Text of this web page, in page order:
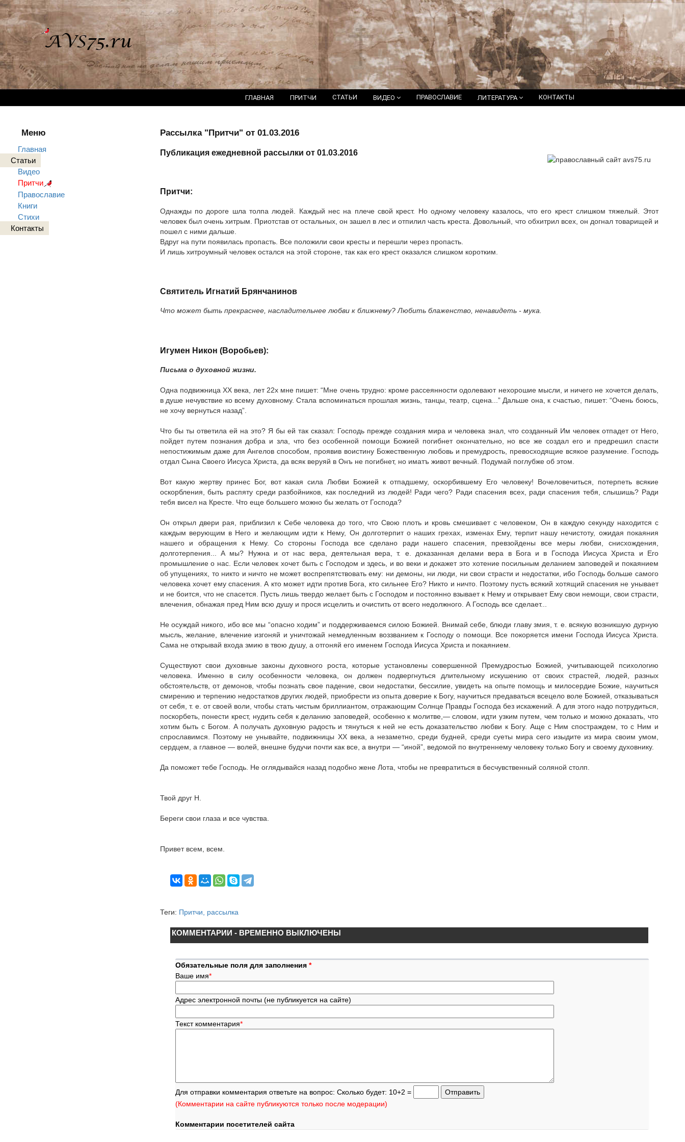
ГЛАВНАЯ ПРИТЧИ СТАТЬИ ВИДЕО ПРАВОСЛАВИЕ ЛИТЕРАТУРА КОНТАКТЫ
Меню
Главная
Статьи
Видео
Притчи
Православие
Книги
Стихи
Контакты
Рассылка "Притчи" от 01.03.2016
Публикация ежедневной рассылки от 01.03.2016
Притчи:
Однажды по дороге шла толпа людей. Каждый нес на плече свой крест. Но одному человеку казалось, что его крест слишком тяжелый. Этот
человек был очень хитрым. Приотстав от остальных, он зашел в лес и отпилил часть креста. Довольный, что обхитрил всех, он догнал товарищей и
пошел с ними дальше.
Вдруг на пути появилась пропасть. Все положили свои кресты и перешли через пропасть.
И лишь хитроумный человек остался на этой стороне, так как его крест оказался слишком коротким.
Святитель Игнатий Брянчанинов
Что может быть прекраснее, насладительнее любви к ближнему? Любить блаженство, ненавидеть - мука.
Игумен Никон (Воробьев):
Письма о духовной жизни.
Одна подвижница XX века, лет 22х мне пишет: “Мне очень трудно: кроме рассеянности одолевают нехорошие мысли, и ничего не хочется делать,
в душе нечувствие ко всему духовному. Стала вспоминаться прошлая жизнь, танцы, театр, сцена...” Дальше она, к счастью, пишет: “Очень боюсь,
не хочу вернуться назад”.
Что бы ты ответила ей на это? Я бы ей так сказал: Господь прежде создания мира и человека знал, что со­зданный Им человек отпадет от Него,
пойдет путем по­знания добра и зла, что без особенной помощи Божией погибнет окончательно, но все же создал его и предре­шил спасти
непостижимым даже для Ангелов способом, проявив воистину Божественную любовь и премудрость, превосходящие всякое разумение. Господь
отдал Сына Своего Иисуса Христа, да всяк веруяй в Онъ не погибнет, но иматъ живот вечный. Подумай поглубже об этом.
Вот какую жертву принес Бог, вот какая сила Любви Божией к отпадшему, оскорбившему Его человеку! Вочеловечиться, потерпеть всякие
оскорбления, быть распяту среди разбойников, как последний из людей! Ради чего? Ради спасения всех, ради спасения тебя, слышишь? Ради
тебя висел на Кресте. Что еще большего можно бы желать от Господа?
Он открыл двери рая, приблизил к Себе человека до того, что Свою плоть и кровь смешивает с человеком, Он в каждую секунду находится с
каждым верующим в Него и желающим идти к Нему, Он долготерпит о на­ших грехах, изменах Ему, терпит нашу нечистоту, ожидая покаяния
нашего и обращения к Нему. Со стороны Господа все сделано ради нашего спасения, превзойдены все меры любви, снисхождения,
долготерпения... А мы? Нужна и от нас вера, деятельная вера, т. е. доказанная делами вера в Бога и в Господа Иисуса Христа и Его
промышление о нас. Если человек хочет быть с Гос­подом и здесь, и во веки и докажет это хотение посиль­ным деланием заповедей и покаянием
об упущениях, то никто и ничто не может воспрепятствовать ему: ни де­моны, ни люди, ни свои страсти и недостатки, ибо Гос­подь больше самого
человека хочет ему спасения. А кто может идти против Бога, кто сильнее Его? Никто и ничто. Поэтому пусть всякий хотящий спасения не унывает
и не боится, что не спасется. Пусть лишь твердо желает быть с Господом и постоянно взывает к Нему и открывает Ему свои немощи, свои страсти,
влечения, обнажая пред Ним всю душу и прося исцелить и очистить от всего недолжного. А Господь все сделает...
Не осуждай никого, ибо все мы “опасно ходим” и поддерживаемся силою Божией. Внимай себе, блюди главу змия, т. е. всякую возникшую дурную
мысль, желание, влечение изгоняй и уничтожай немедленным воззвани­ем к Господу о помощи. Все покоряется имени Господа Иисуса Христа.
Сама не открывай входа змию в твою душу, а отгоняй его именем Господа Иисуса Христа и по­каянием.
Существуют свои духовные законы духовного роста, которые установлены совершенной Премудростью Божией, учитывающей психологию
человека. Именно в силу особенности человека, он должен подвергнуться длительному искушению от своих страстей, людей, разных
обстоятельств, от демонов, чтобы познать свое падение, свои недостатки, бессилие, увидеть на опыте помощь и милосердие Божие, научиться
смирению и терпению не­достатков других людей, приобрести из опыта доверие к Богу, научиться предаваться всецело воле Божией, от­казываться
от себя, т. е. от своей воли, чтобы стать чистым бриллиантом, отражающим Солнце Правды Господа без искажений. А для этого надо потрудиться,
поскорбеть, понести крест, нудить себя к деланию заповедей, особенно к молитве,— словом, идти узким путем, чем только и можно доказать, что
хотим быть с Богом. А получать духовную радость и тянуться к ней не есть до­казательство любви к Богу. Аще с Ним спостраждем, то с Ним и
спрославимся. Поэтому не унывайте, подвижницы XX века, а незаметно, среди будней, среди суеты мира сего изыдите из мира своим умом,
сердцем, а главное — волей, внешне будучи почти как все, а внутри — “иной”, ведомой по внутреннему человеку только Богу и своему духовнику.
Да поможет тебе Господь. Не оглядывайся назад по­добно жене Лота, чтобы не превратиться в бесчувственный соляной столп.
Твой друг Н.
Береги свои глаза и все чувства.
Привет всем, всем.
Теги: Притчи, рассылка
КОММЕНТАРИИ - ВРЕМЕННО ВЫКЛЮЧЕНЫ
Обязательные поля для заполнения *
Ваше имя*
Адрес электронной почты (не публикуется на сайте)
Текст комментария*
Для отправки комментария ответьте на вопрос: Сколько будет: 10+2 =
(Комментарии на сайте публикуются только после модерации)
Комментарии посетителей сайта